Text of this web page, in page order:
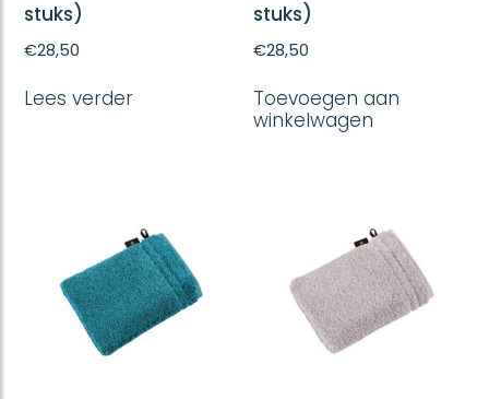
stuks)
€28,50
Lees verder
stuks)
€28,50
Toevoegen aan
winkelwagen